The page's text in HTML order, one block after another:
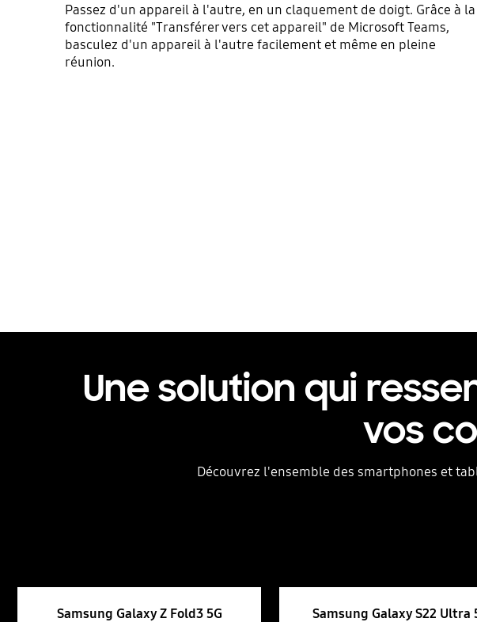
Passez d'un appareil à l'autre, en un claquement de doigt. Grâce à la
fonctionnalité "Transférer vers cet appareil" de Microsoft Teams,
basculez d'un appareil à l'autre facilement et même en pleine
réunion.
Une solution qui
vos
Découvrez l'ensemble des smartphones et
Samsung Galaxy Z Fold3 5G Samsung Galaxy S22 Ultra